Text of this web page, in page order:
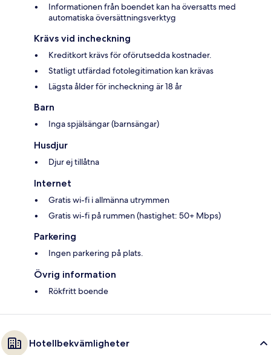
Informationen från boendet kan ha översatts med
automatiska översättningsverktyg
Krävs vid incheckning
Kreditkort krävs för oförutsedda kostnader.
Statligt utfärdad fotolegitimation kan krävas
Lägsta ålder för incheckning är 18 år
Barn
Inga spjälsängar (barnsängar)
Husdjur
Djur ej tillåtna
Internet
Gratis wi-fi i allmänna utrymmen
Gratis wi-fi på rummen (hastighet: 50+ Mbps)
Parkering
Ingen parkering på plats.
Övrig information
Rökfritt boende
Hotellbekvämligheter